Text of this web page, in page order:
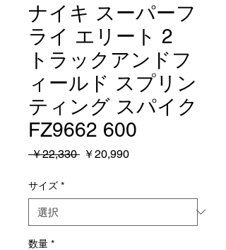
ナイキ スーパーフ
ライ エリート 2
トラックアンドフ
ィールド スプリン
ティング スパイク
FZ9662 600
￥22,330 通
格
￥20,990セ
価
サイズ *
数量 *